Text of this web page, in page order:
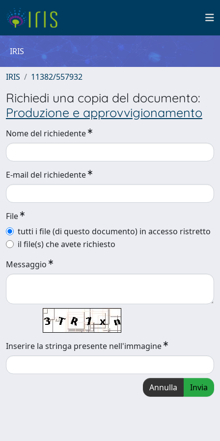
IRIS
IRIS 11382/557932
Richiedi una copia del documento:
Produzione e approvvigionamento
Nome del richiedente
E-mail del richiedente
File
tutti i file (di questo documento) in accesso ristretto
il file(s) che avete richiesto
Messaggio
Inserire la stringa presente nell'immagine
Annulla Invia